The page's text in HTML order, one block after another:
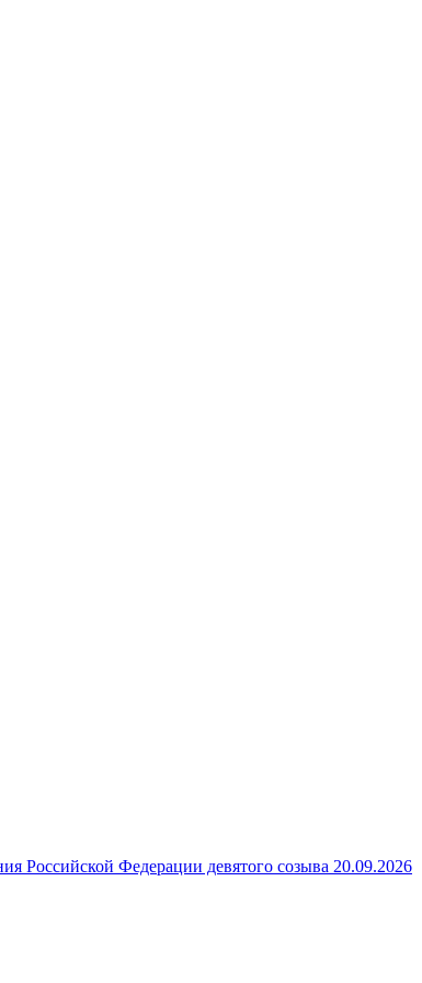
Российской Федерации девятого созыва 20.09.2026